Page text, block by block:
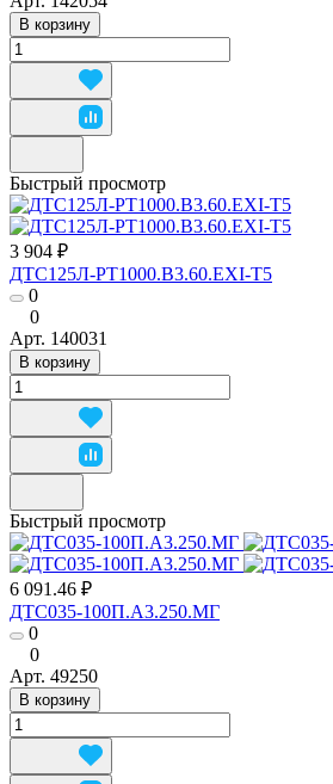
В корзину
Быстрый просмотр
3 904 ₽
ДТС125Л-РТ1000.В3.60.ЕХI-Т5
0
0
Арт. 140031
В корзину
Быстрый просмотр
6 091.46 ₽
ДТС035-100П.А3.250.МГ
0
0
Арт. 49250
В корзину